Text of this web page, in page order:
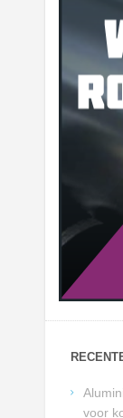
voor